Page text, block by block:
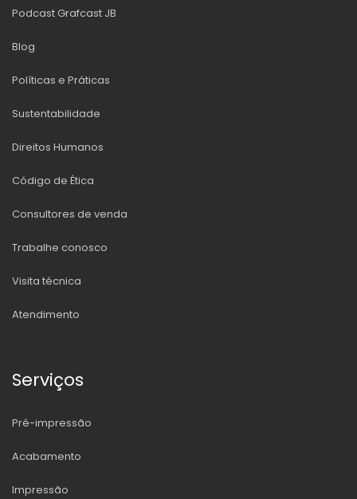
Podcast Grafcast JB
Blog
Políticas e Práticas
Sustentabilidade
Direitos Humanos
Código de Ética
Consultores de venda
Trabalhe conosco
Visita técnica
Atendimento
Serviços
Pré-impressão
Acabamento
Impressão